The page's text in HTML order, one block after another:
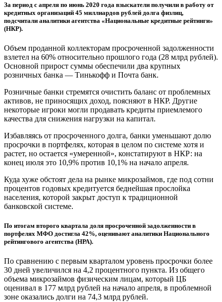
За период с апреля по июнь 2020 года взыскатели получили в работу от
кредитных организаций 45 миллиардов рублей долга физлиц,
подсчитали аналитики агентства «Национальные кредитные рейтинги»
(НКР).
Объем проданной коллекторам просроченной задолженности
взлетел на 60% относительно прошлого года (28 млрд рублей).
Основной прирост суммы обеспечили два крупных
розничных банка — Тинькофф и Почта банк.
Розничные банки стремятся очистить баланс от проблемных
активов, не приносящих доход, поясняют в НКР. Другие
некоторые игроки могли продавать кредиты приемлемого
качества для снижения нагрузки на капитал.
Избавляясь от просроченного долга, банки уменьшают долю
просрочки в портфелях, которая в целом по системе хотя и
растет, но остается «умеренной», констатируют в НКР: на
конец июля это 10,9% против 10,1% на начало апреля.
Куда хуже обстоят дела на рынке микрозаймов, где под сотни
процентов годовых кредитуется беднейшая прослойка
населения, которой закрыт доступ к традиционной
банковской системе.
По итогам второго квартала доля просроченной задолженности в
портфелях МФО достигла 42%, оценивают аналитики Национального
рейтингового агентства (НРА).
По сравнению с первым кварталом уровень просрочки более
30 дней увеличился на 4,2 процентного пункта. Из общего
объема микрозаймов физическим лицам, который ЦБ
оценивал в 177 млрд рублей на начало апреля, в проблемной
зоне оказались долги на 74,3 млрд рублей.